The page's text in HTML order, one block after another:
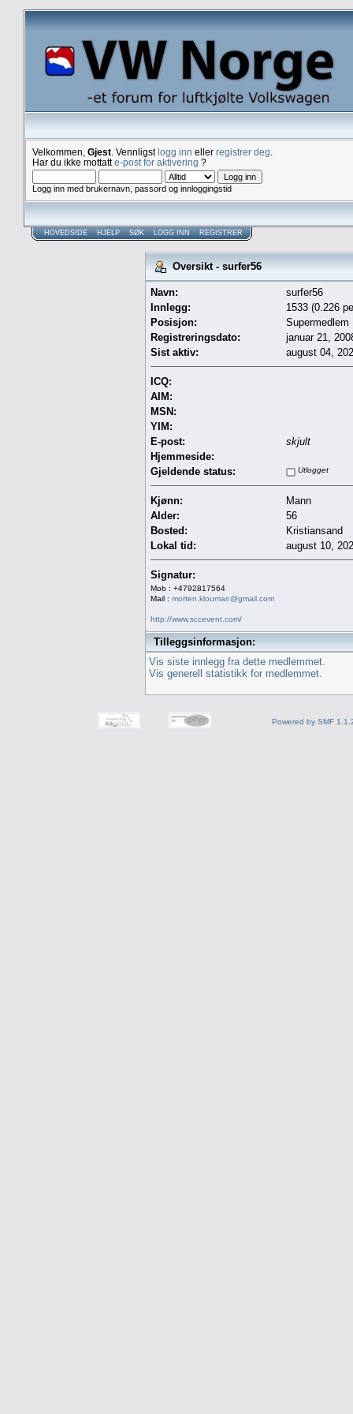
Velkommen, Gjest . Vennligstlogg inn eller registrer deg
Har du ikke mottatte-post for aktivering ?
Logg inn med brukernavn, passord og innloggingstid
HOVEDSIDE HJELP SØK LOGG INN REGISTRER
Oversikt - surfer56
Navn:
surfer56
Innlegg:
1533 (0.226
Posisjon:
Supermedlem
Registreringsdato:
januar 21,
Sist aktiv:
august 04,
ICQ:
AIM:
MSN:
YIM:
E-post:
skjult
Hjemmeside:
Gjeldende status:
Utlogget
Kjønn:
Mann
Alder:
56
Bosted:
Kristiansand
Lokal tid:
august 10,
Signatur:
Mob : +4792817564
Mail : morten.klouman@gmail.com
http://www.sccevent.com/
Tilleggsinformasjon:
Vis siste innlegg fra dette medlemmet.
Vis generell statistikk for medlemmet.
Powered by SMF